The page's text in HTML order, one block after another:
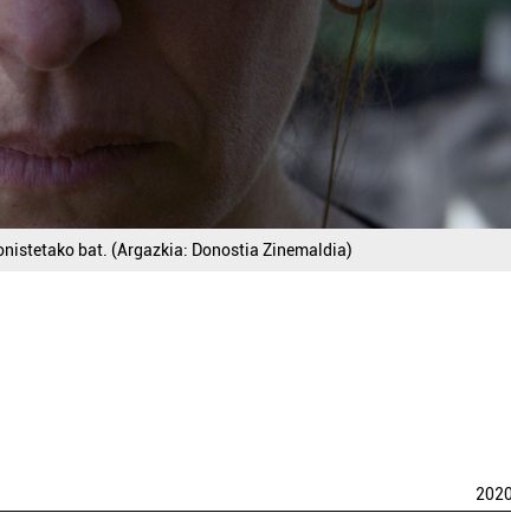
bat. (Argazkia: Donostia Zinemaldia)